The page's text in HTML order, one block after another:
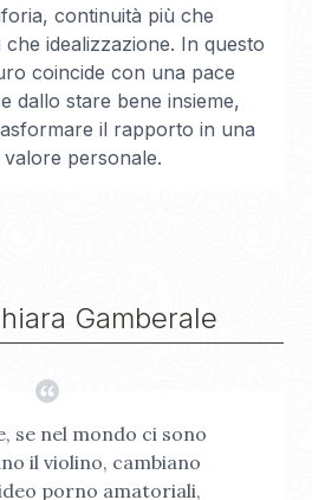
continuità più che
idealizzazione. In questo
coincide con una pace
dallo stare bene insieme,
il rapporto in una
personale.
Gamberale
se nel mondo ci sono
il violino, cambiano
porno amatoriali,